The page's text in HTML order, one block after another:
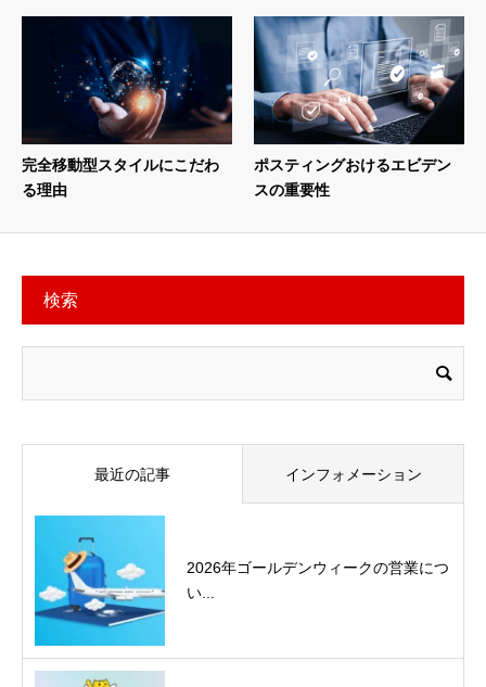
完全移動型スタイルにこだわ
る理由
ポスティングおけるエビデン
スの重要性
検索
最近の記事 インフォメーション
2026年ゴールデンウィークの営業につ
い...